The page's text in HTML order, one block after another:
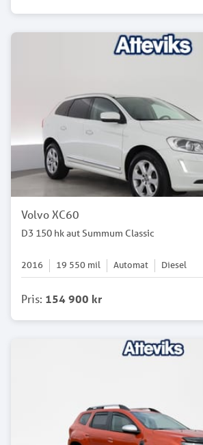
Volvo XC60
D3 150 hk aut Summum Classic
2016 19 550 mil Automat Diesel
Pris: 154 900 kr